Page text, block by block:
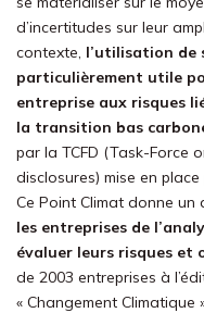
d’incertitudes sur leur
contexte, l’utilisation de
particulièrement utile
entreprise aux risques
la transition bas
par la TCFD (Task-Force
disclosures) mise en
Ce Point Climat donne un
les entreprises de
évaluer leurs risques et
de 2003 entreprises à
« Changement Climatique